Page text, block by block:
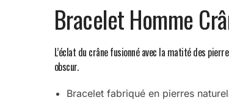
Bracelet Homme
L’éclat du crâne fusionné avec la matité des
obscur.
Bracelet fabriqué en pierres